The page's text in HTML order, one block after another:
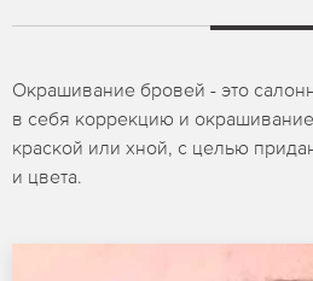
Окрашивание бровей - это
в себя коррекцию и
краской или хной, с целью
и цвета.